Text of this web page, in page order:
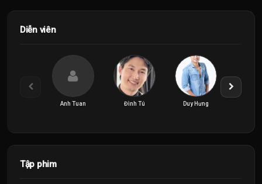
Diễn viên
Anh Tuan Đình Tú Duy Hưng
Tập phim